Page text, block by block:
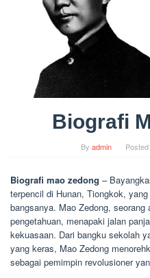
Biografi
By admin
Biografi mao zedong –
terpencil di Hunan, Tiongkok,
bangsanya. Mao Zedong,
pengetahuan, menapaki jalan
kekuasaan. Dari bangku sekolah
yang keras, Mao Zedong
sebagai pemimpin revolusioner